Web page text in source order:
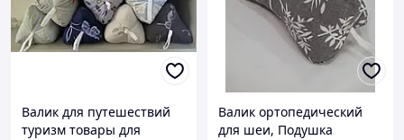
Валик для путешествий
туризм товары для
Валик ортопедический
для шеи, Подушка